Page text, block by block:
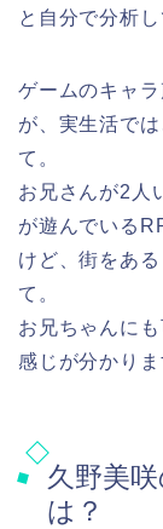
と自分で分析し
ゲームのキャ
が、実生活で
て。
お兄さんが2人
が遊んでいる
けど、街をあ
て。
お兄ちゃんに
感じが分かりま
久野美
は？